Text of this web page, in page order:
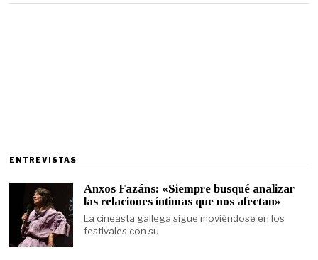
ENTREVISTAS
Anxos Fazáns: «Siempre busqué analizar
las relaciones íntimas que nos afectan»
La cineasta gallega sigue moviéndose en los
festivales con su